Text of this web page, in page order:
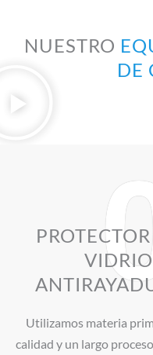
NUESTRO
DE
Utilizamos materia
calidad y un largo